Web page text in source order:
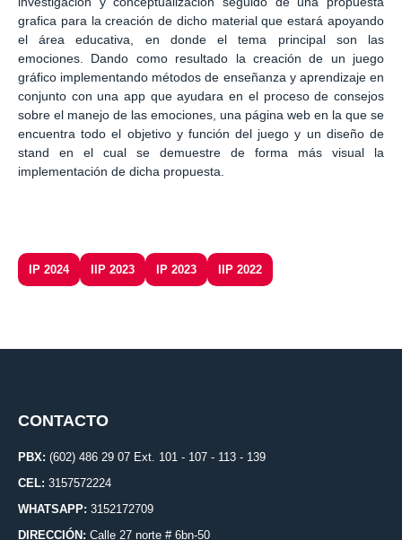
grafica para la creación de dicho material que estará apoyando
el área educativa, en donde el tema principal son las
emociones. Dando como resultado la creación de un juego
gráfico implementando métodos de enseñanza y aprendizaje en
conjunto con una app que ayudara en el proceso de consejos
sobre el manejo de las emociones, una página web en la que se
encuentra todo el objetivo y función del juego y un diseño de
stand en el cual se demuestre de forma más visual la
implementación de dicha propuesta.
IP 2024 IIP 2023 IP 2023 IIP 2022
CONTACTO
PBX: (602) 486 29 07 Ext. 101 - 107 - 113 - 139
CEL: 3157572224
WHATSAPP: 3152172709
DIRECCIÓN: Calle 27 norte # 6bn-50